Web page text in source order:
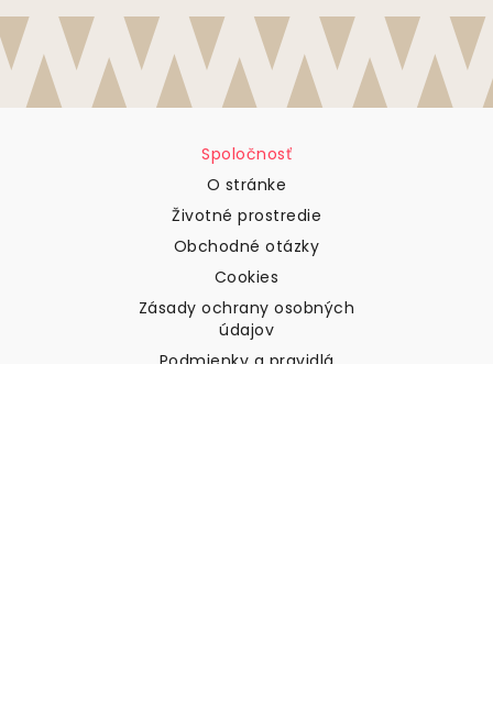
Spoločnosť
O stránke
Životné prostredie
Obchodné otázky
Cookies
Zásady ochrany osobných
údajov
Podmienky a pravidlá